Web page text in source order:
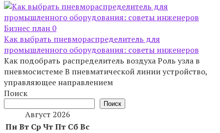
Бизнес план 0
Как выбрать пневмораспределитель для
промышленного оборудования: советы инженеров
Как подобрать распределитель воздуха Роль узла в
пневмосистеме В пневматической линии устройство,
управляющее направлением
Поиск
Поиск
Август 2026
ПнВт Ср ЧтПт СбВс